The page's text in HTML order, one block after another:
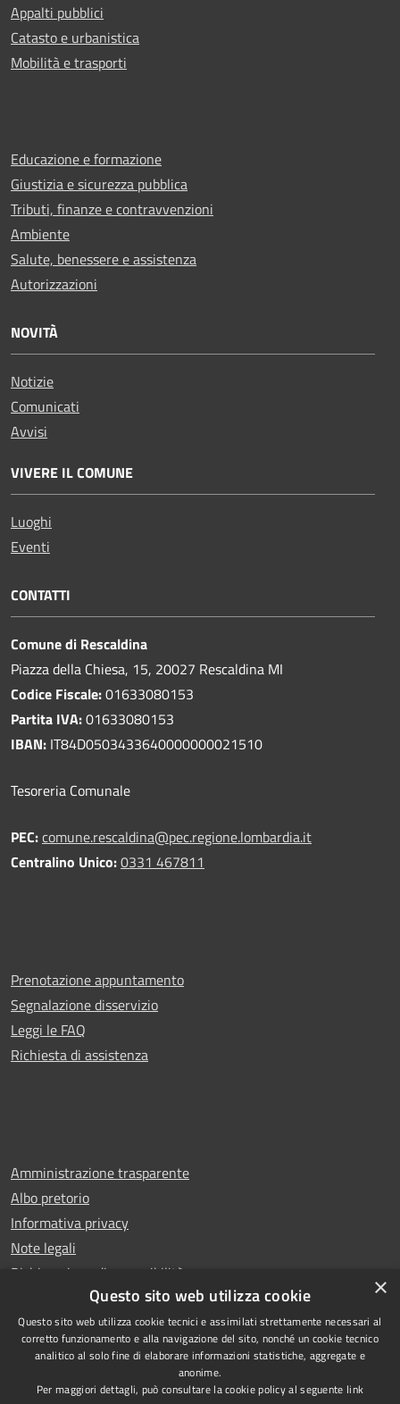
Appalti pubblici
Catasto e urbanistica
Mobilità e trasporti
Educazione e formazione
Giustizia e sicurezza pubblica
Tributi, finanze e contravvenzioni
Ambiente
Salute, benessere e assistenza
Autorizzazioni
NOVITÀ
Notizie
Comunicati
Avvisi
VIVERE IL COMUNE
Luoghi
Eventi
CONTATTI
Comune di Rescaldina
Piazza della Chiesa, 15, 20027 Rescaldina MI
Codice Fiscale:01633080153
Partita IVA:01633080153
IBAN: IT84D0503433640000000021510
Tesoreria Comunale
PEC:comune.rescaldina@pec.regione.lombardia.it
Centralino Unico:0331 467811
Prenotazione appuntamento
Segnalazione disservizio
Leggi le FAQ
Richiesta di assistenza
Amministrazione trasparente
Albo pretorio
Informativa privacy
Note legali
Dichiarazione di accessibilità
RSS
Accessibilità
Copyright © 2026 • Comune di
Rescaldina • Powered by
×
Questo sito web utilizza cookie
Questo sito web utilizza cookie tecnici e assimilati strettamente necessari al
corretto funzionamento e alla navigazione del sito, nonché un cookie tecnico
analitico al solo fine di elaborare informazioni statistiche, aggregate e
anonime.
Per maggiori dettagli, può consultare la cookie policy al seguente link